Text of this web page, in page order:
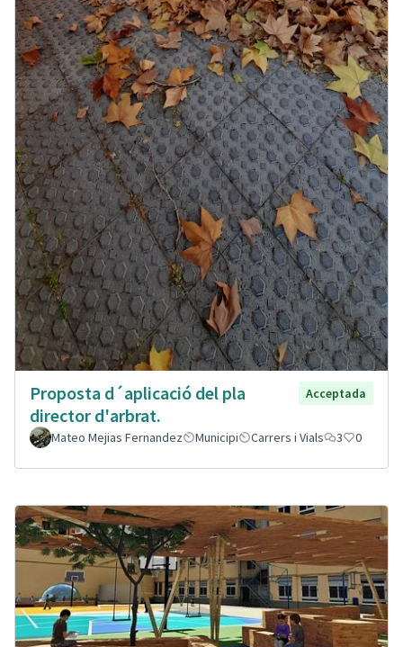
Proposta d´aplicació del pla
director d'arbrat.
Acceptada
Mateo Mejias Fernandez Municipi Carrers i Vials 3 0